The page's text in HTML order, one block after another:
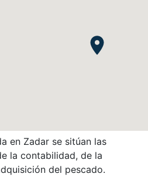
en Zadar se sitúan las
la contabilidad, de la
del pescado.